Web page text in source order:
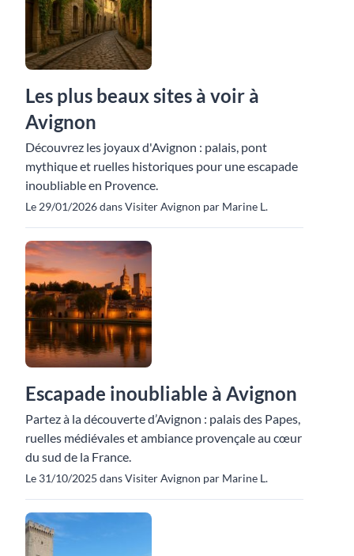
Les plus beaux sites à voir à
Avignon
Découvrez les joyaux d'Avignon : palais, pont
mythique et ruelles historiques pour une escapade
inoubliable en Provence.
Le 29/01/2026 dans Visiter Avignon par Marine L.
Escapade inoubliable à Avignon
Partez à la découverte d’Avignon : palais des Papes,
ruelles médiévales et ambiance provençale au cœur
du sud de la France.
Le 31/10/2025 dans Visiter Avignon par Marine L.